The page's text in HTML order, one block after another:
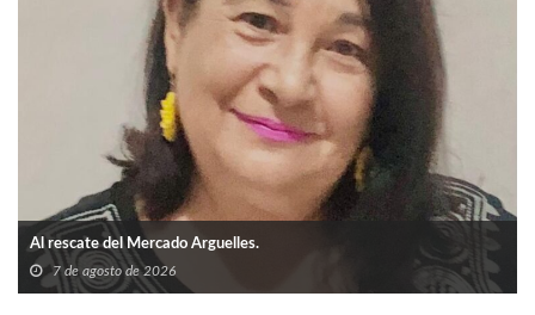
Al rescate del Mercado Arguelles.
7 de agosto de 2026